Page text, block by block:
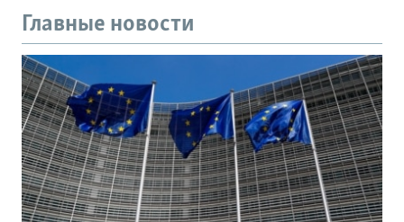
Главные новости